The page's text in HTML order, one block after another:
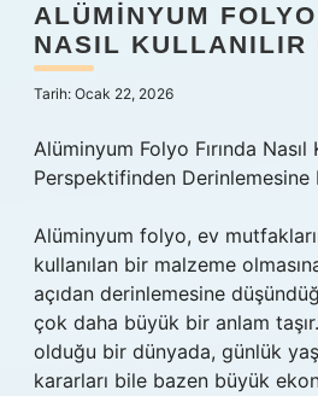
Yasal Uyarı
Hakkımızda
ALÜMINYUM
NASIL KULLANILIR
Tarih: Ocak 22, 2026
Alüminyum Folyo Fırında Nasıl
Perspektifinden Derinlemesine
Alüminyum folyo, ev
kullanılan bir malzeme
açıdan derinlemesine
çok daha büyük bir anlam
olduğu bir dünyada, günlük
kararları bile bazen büyük